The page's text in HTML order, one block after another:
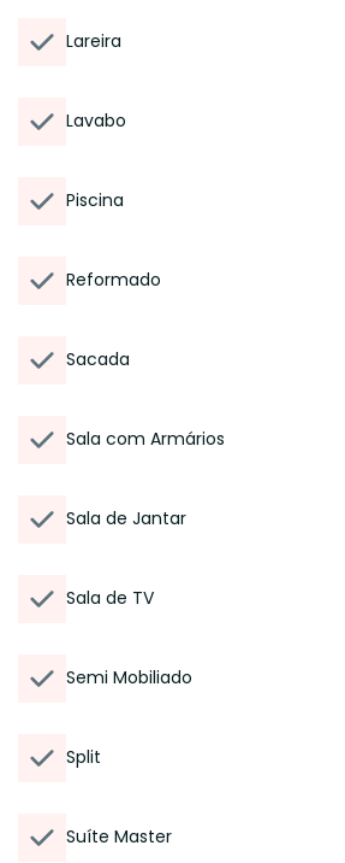
Lareira
Lavabo
Piscina
Reformado
Sacada
Sala com Armários
Sala de Jantar
Sala de TV
Semi Mobiliado
Split
Suíte Master